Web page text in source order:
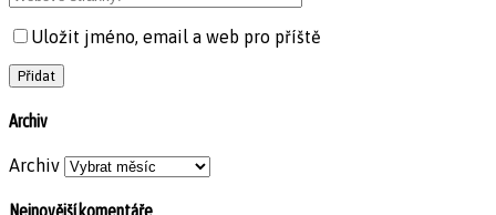
Uložit jméno, email a web pro příště
Archiv
Archiv
Nejnovější komentáře